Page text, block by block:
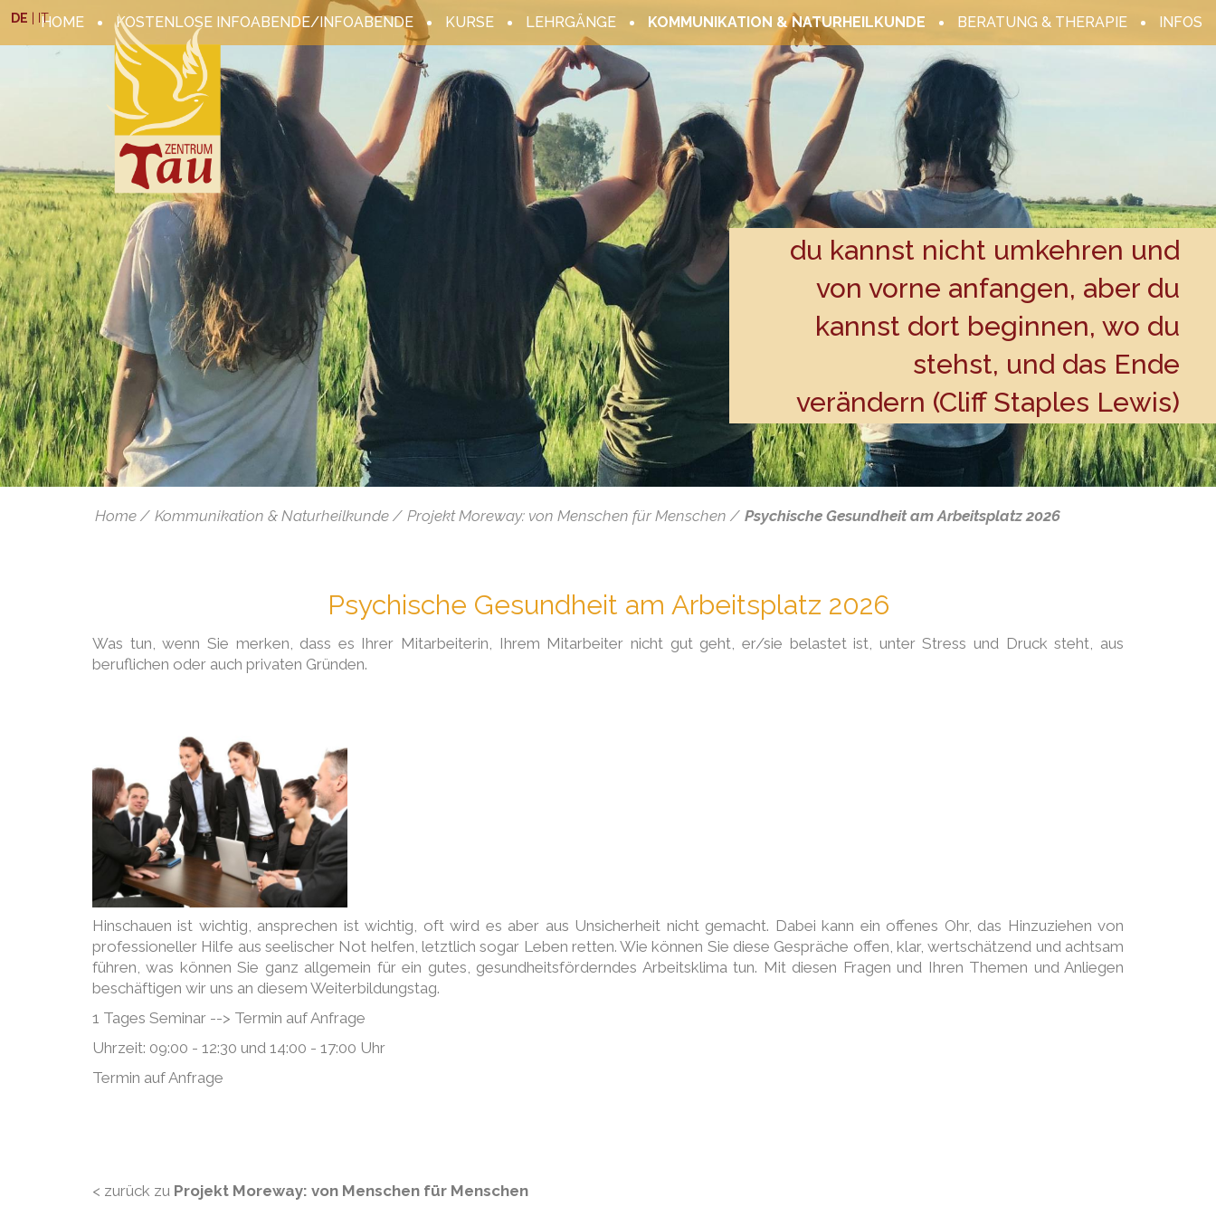
du kannst nicht umkehren und
von vorne anfangen, aber du
kannst dort beginnen, wo du
stehst, und das Ende
verändern (Cliff Staples Lewis)
DE IT
HOME KOSTENLOSE INFOABENDE/INFOABENDE KURSE LEHRGÄNGE KOMMUNIKATION & NATURHEILKUNDE BERATUNG & THERAPIE INFOS
Home Kommunikation & Naturheilkunde Projekt Moreway: von Menschen für Menschen Psychische Gesundheit am Arbeitsplatz 2026
Psychische Gesundheit am Arbeitsplatz 2026
Was tun, wenn Sie merken, dass es Ihrer Mitarbeiterin, Ihrem Mitarbeiter nicht gut geht, er/sie belastet ist, unter Stress und Druck steht, aus
beruflichen oder auch privaten Gründen.
Hinschauen ist wichtig, ansprechen ist wichtig, oft wird es aber aus Unsicherheit nicht gemacht. Dabei kann ein offenes Ohr, das Hinzuziehen von
professioneller Hilfe aus seelischer Not helfen, letztlich sogar Leben retten. Wie können Sie diese Gespräche offen, klar, wertschätzend und achtsam
führen, was können Sie ganz allgemein für ein gutes, gesundheitsförderndes Arbeitsklima tun. Mit diesen Fragen und Ihren Themen und Anliegen
beschäftigen wir uns an diesem Weiterbildungstag.
1 Tages Seminar --> Termin auf Anfrage
Uhrzeit: 09:00 - 12:30 und 14:00 - 17:00 Uhr
Termin auf Anfrage
< zurück zu Projekt Moreway: von Menschen für Menschen